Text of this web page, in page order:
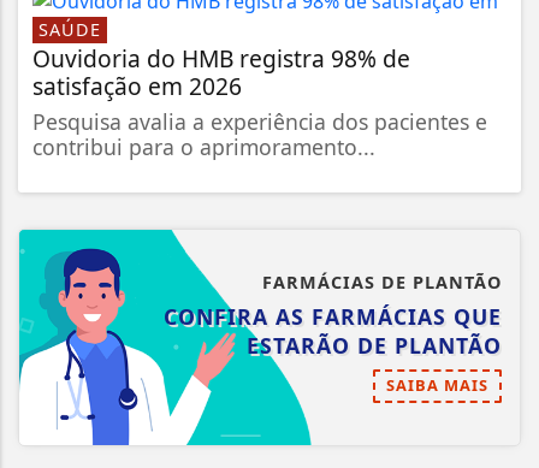
SAÚDE
Ouvidoria do HMB registra 98% de
satisfação em 2026
Pesquisa avalia a experiência dos pacientes e
contribui para o aprimoramento...
FARMÁCIAS DE PLANTÃO
CONFIRA AS FARMÁCIAS QUE
ESTARÃO DE PLANTÃO
SAIBA MAIS